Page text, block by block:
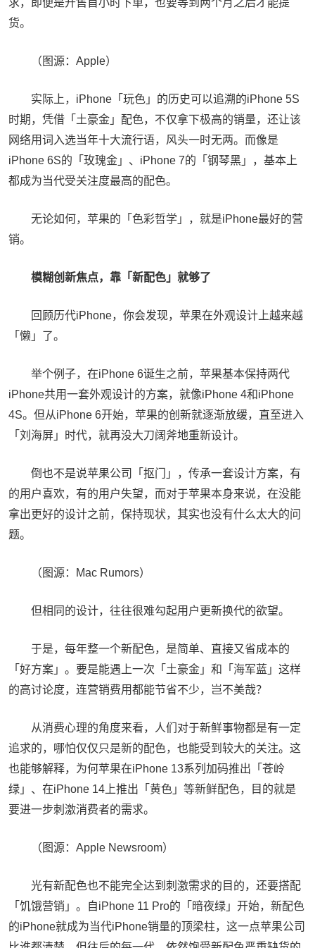
求，即便是开售首小时下单，也要等到两个月之后才能提
货。
（图源：Apple）
实际上，iPhone「玩色」的历史可以追溯的iPhone 5S
时期，凭借「土豪金」配色，不仅拿下极高的销量，还让该
网络用词入选当年十大流行语，风头一时无两。而像是
iPhone 6S的「玫瑰金」、iPhone 7的「钢琴黑」，基本上
都成为当代受关注度最高的配色。
无论如何，苹果的「色彩哲学」，就是iPhone最好的营
销。
模糊创新焦点，靠「新配色」就够了
回顾历代iPhone，你会发现，苹果在外观设计上越来越
「懒」了。
举个例子，在iPhone 6诞生之前，苹果基本保持两代
iPhone共用一套外观设计的方案，就像iPhone 4和iPhone
4S。但从iPhone 6开始，苹果的创新就逐渐放缓，直至进入
「刘海屏」时代，就再没大刀阔斧地重新设计。
倒也不是说苹果公司「抠门」，传承一套设计方案，有
的用户喜欢，有的用户失望，而对于苹果本身来说，在没能
拿出更好的设计之前，保持现状，其实也没有什么太大的问
题。
（图源：Mac Rumors）
但相同的设计，往往很难勾起用户更新换代的欲望。
于是，每年整一个新配色，是简单、直接又省成本的
「好方案」。要是能遇上一次「土豪金」和「海军蓝」这样
的高讨论度，连营销费用都能节省不少，岂不美哉？
从消费心理的角度来看，人们对于新鲜事物都是有一定
追求的，哪怕仅仅只是新的配色，也能受到较大的关注。这
也能够解释，为何苹果在iPhone 13系列加码推出「苍岭
绿」、在iPhone 14上推出「黄色」等新鲜配色，目的就是
要进一步刺激消费者的需求。
（图源：Apple Newsroom）
光有新配色也不能完全达到刺激需求的目的，还要搭配
「饥饿营销」。自iPhone 11 Pro的「暗夜绿」开始，新配色
的iPhone就成为当代iPhone销量的顶梁柱，这一点苹果公司